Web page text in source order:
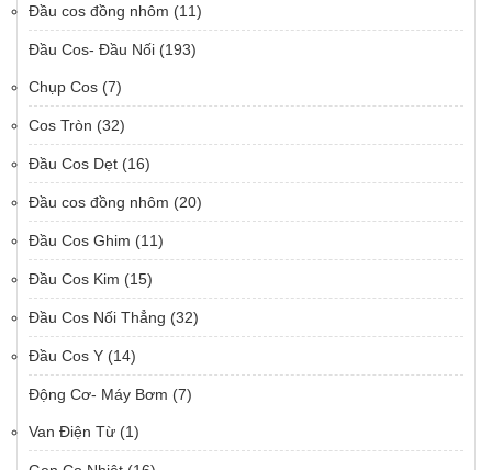
Đầu cos đồng nhôm (11)
Đầu Cos- Đầu Nối (193)
Chụp Cos (7)
Cos Tròn (32)
Đầu Cos Dẹt (16)
Đầu cos đồng nhôm (20)
Đầu Cos Ghim (11)
Đầu Cos Kim (15)
Đầu Cos Nối Thẳng (32)
Đầu Cos Y (14)
Động Cơ- Máy Bơm (7)
Van Điện Từ (1)